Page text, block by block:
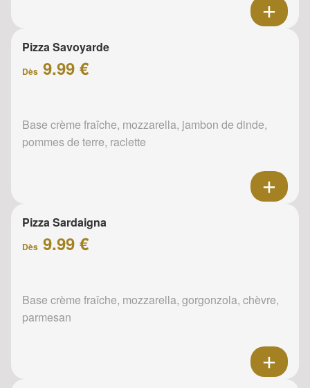
Pizza Savoyarde
Dès 9.99 €
Base crème fraîche, mozzarella, jambon de dinde,
pommes de terre, raclette
Pizza Sardaigna
Dès 9.99 €
Base crème fraîche, mozzarella, gorgonzola, chèvre,
parmesan